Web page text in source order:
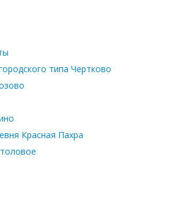
типа Чертково
Красная Пахра